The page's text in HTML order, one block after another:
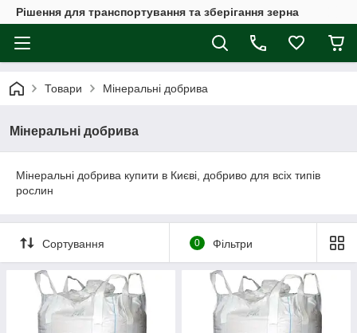
Рішення для транспортування та зберігання зерна
Товари Мінеральні добрива
Мінеральні добрива
Мінеральні добрива купити в Києві, добриво для всіх типів
рослин
Сортування 0 Фільтри